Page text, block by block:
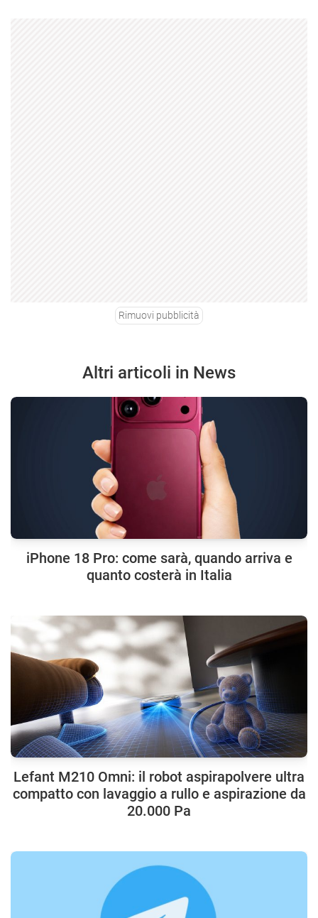
Rimuovi pubblicità
Altri articoli in News
iPhone 18 Pro: come sarà, quando arriva e
quanto costerà in Italia
Lefant M210 Omni: il robot aspirapolvere ultra
compatto con lavaggio a rullo e aspirazione da
20.000 Pa